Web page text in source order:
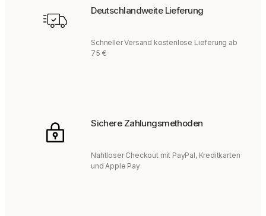
Deutschlandweite Lieferung
Schneller Versand kostenlose Lieferung ab
75 €
Sichere Zahlungsmethoden
Nahtloser Checkout mit PayPal, Kreditkarten
und Apple Pay